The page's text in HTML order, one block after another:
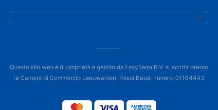
Questo sito web è di proprietà e gestito da EasyTerra B.V. e iscritta presso
la Camera di Commercio Leeuwarden, Paesi Bassi, numero 01104443